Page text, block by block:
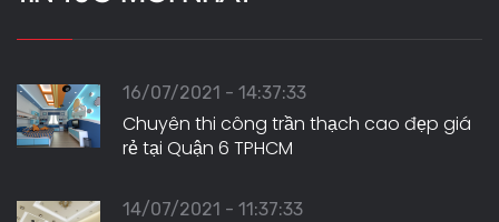
16/07/2021 - 14:37:33
Chuyên thi công trần thạch cao đẹp giá
rẻ tại Quận 6 TPHCM
14/07/2021 - 11:37:33